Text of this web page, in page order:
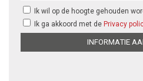
Ik wil op de hoogte gehouden
Ik ga akkoord met de Privacy